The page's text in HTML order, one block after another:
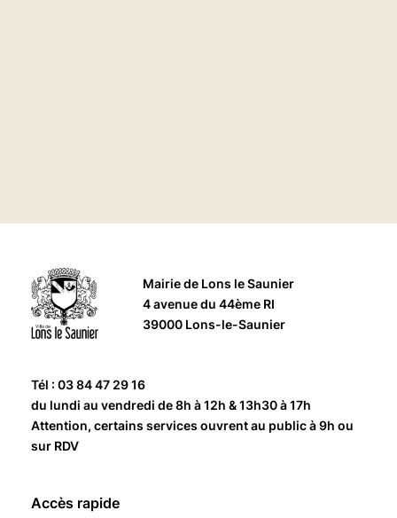
Mairie de Lons le Saunier
4 avenue du 44ème RI
39000 Lons-le-Saunier
Tél : 03 84 47 29 16
du lundi au vendredi de 8h à 12h & 13h30 à 17h
Attention, certains services ouvrent au public à 9h ou
sur RDV
Accès rapide